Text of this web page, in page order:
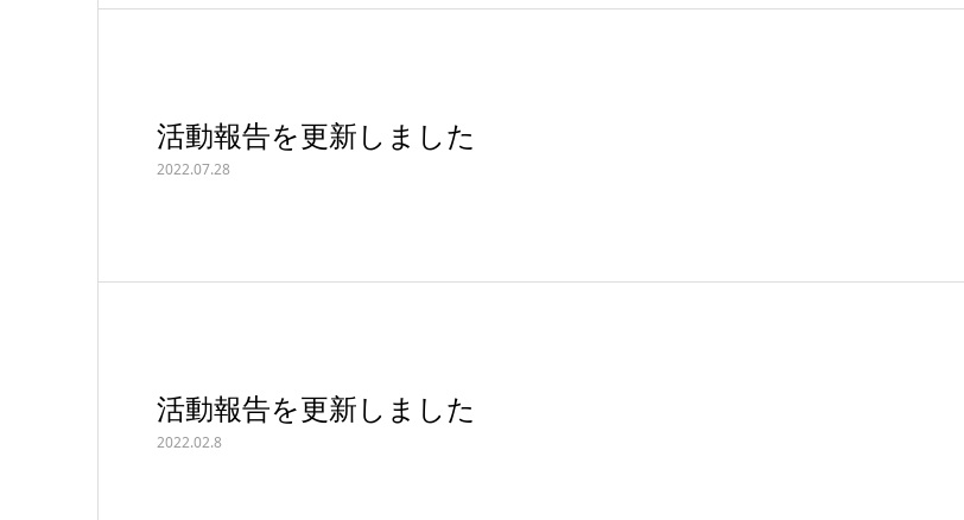
活動報告を更新しました
2022.07.28
活動報告を更新しました
2022.02.8